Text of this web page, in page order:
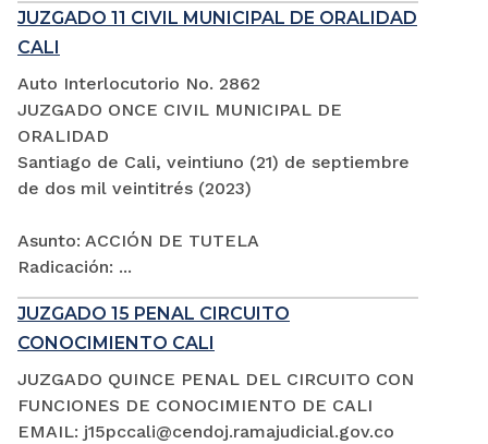
JUZGADO 11 CIVIL MUNICIPAL DE ORALIDAD
CALI
Auto Interlocutorio No. 2862
JUZGADO ONCE CIVIL MUNICIPAL DE
ORALIDAD
Santiago de Cali, veintiuno (21) de septiembre
de dos mil veintitrés (2023)
Asunto: ACCIÓN DE TUTELA
Radicación: ...
JUZGADO 15 PENAL CIRCUITO
CONOCIMIENTO CALI
JUZGADO QUINCE PENAL DEL CIRCUITO CON
FUNCIONES DE CONOCIMIENTO DE CALI
EMAIL: j15pccali@cendoj.ramajudicial.gov.co